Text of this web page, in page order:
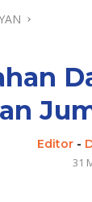
Editor-
31